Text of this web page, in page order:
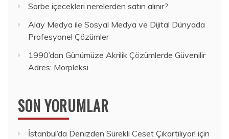
Sorbe içecekleri nerelerden satın alınır?
Alay Medya ile Sosyal Medya ve Dijital Dünyada
Profesyonel Çözümler
1990’dan Günümüze Akrilik Çözümlerde Güvenilir
Adres: Morpleksi
SON YORUMLAR
İstanbul’da Denizden Sürekli Ceset Çıkartılıyor! için